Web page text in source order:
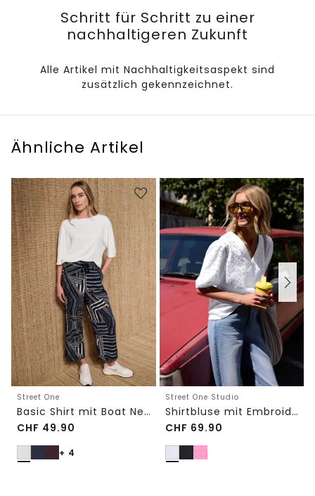
Schritt für Schritt zu einer
nachhaltigeren Zukunft
Alle Artikel mit Nachhaltigkeitsaspekt sind
zusätzlich gekennzeichnet.
Ähnliche Artikel
Street One
Basic Shirt mit Boat Neck und Elastikbund
CHF 49.90
+ 4
Street One Studio
Shirtbluse mit Embroidery-Front
CHF 69.90